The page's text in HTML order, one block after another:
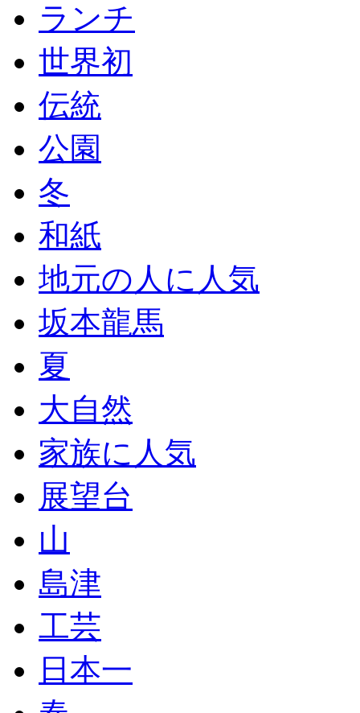
ランチ
世界初
伝統
公園
冬
和紙
地元の人に人気
坂本龍馬
夏
大自然
家族に人気
展望台
山
島津
工芸
日本一